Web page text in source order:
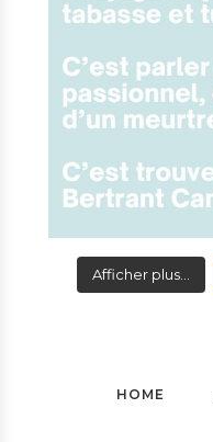
Afficher plus...
HOME